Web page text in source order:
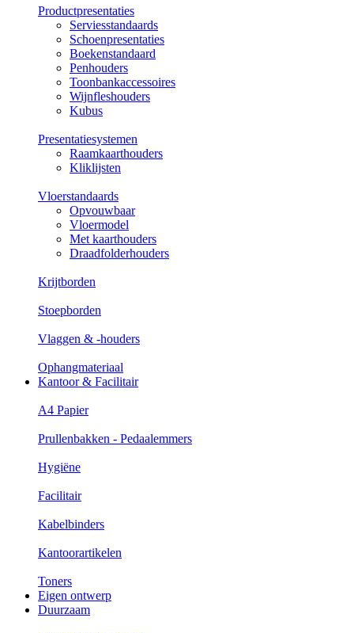
Productpresentaties
Serviesstandaards
Schoenpresentaties
Boekenstandaard
Penhouders
Toonbankaccessoires
Wijnfleshouders
Kubus
Presentatiesystemen
Raamkaarthouders
Kliklijsten
Vloerstandaards
Opvouwbaar
Vloermodel
Met kaarthouders
Draadfolderhouders
Krijtborden
Stoepborden
Vlaggen & -houders
Ophangmateriaal
Kantoor & Facilitair
A4 Papier
Prullenbakken - Pedaalemmers
Hygiëne
Facilitair
Kabelbinders
Kantoorartikelen
Toners
Eigen ontwerp
Duurzaam